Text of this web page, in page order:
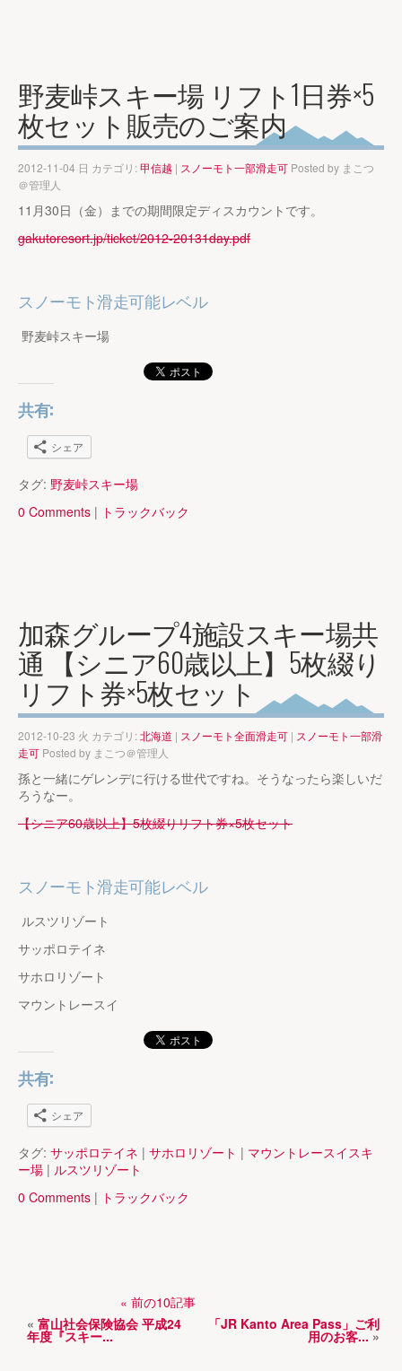
野麦峠スキー場 リフト1日券×5
枚セット販売のご案内
2012-11-04 日 カテゴリ:甲信越 | スノーモト一部滑走可 Posted by まこつ
＠管理人
11月30日（金）までの期間限定ディスカウントです。
gakutoresort.jp/ticket/2012-20131day.pdf
スノーモト滑走可能レベル
野麦峠スキー場
共有:
シェア
タグ: 野麦峠スキー場
0 Comments | トラックバック
加森グループ4施設スキー場共
通 【シニア60歳以上】5枚綴り
リフト券×5枚セット
2012-10-23 火 カテゴリ:北海道 | スノーモト全面滑走可 | スノーモト一部滑
走可 Posted by まこつ＠管理人
孫と一緒にゲレンデに行ける世代ですね。そうなったら楽しいだ
ろうなー。
【シニア60歳以上】5枚綴りリフト券×5枚セット
スノーモト滑走可能レベル
ルスツリゾート
サッポロテイネ
サホロリゾート
マウントレースイ
共有:
シェア
タグ: サッポロテイネ | サホロリゾート | マウントレースイスキ
ー場 | ルスツリゾート
0 Comments | トラックバック
« 前の10記事
« 富山社会保険協会 平成24
年度『スキー...
「JR Kanto Area Pass」ご利
用のお客...»